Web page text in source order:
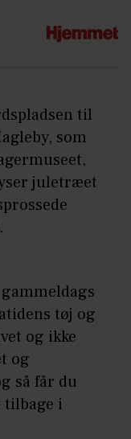
til
som
juletræet
tøj og
og ikke
og
så får du
tilbage i